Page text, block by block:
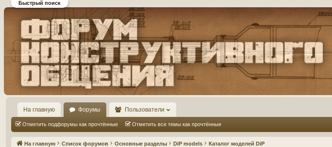
Форум DiP и DEMPRICE
конструктивного общения
На главную Форумы Пользователи
Отметить подфорумы как прочтённые Отметить все темы как прочтённые
На главную Список форумов Основные разделы DiP models Каталог моделей DiP
Быстрый поиск